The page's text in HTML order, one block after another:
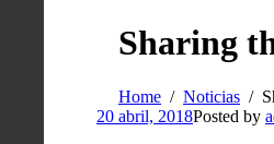
Sharing
Home Noticias
20 abril, 2018Posted by